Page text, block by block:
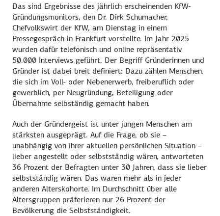
Das sind Ergebnisse des jährlich erscheinenden KfW-
Gründungsmonitors, den Dr. Dirk Schumacher,
Chefvolkswirt der KfW, am Dienstag in einem
Pressegespräch in Frankfurt vorstellte. Im Jahr 2025
wurden dafür telefonisch und online repräsentativ
50.000 Interviews geführt. Der Begriff Gründerinnen und
Gründer ist dabei breit definiert: Dazu zählen Menschen,
die sich im Voll- oder Nebenerwerb, freiberuflich oder
gewerblich, per Neugründung, Beteiligung oder
Übernahme selbständig gemacht haben.
Auch der Gründergeist ist unter jungen Menschen am
stärksten ausgeprägt. Auf die Frage, ob sie –
unabhängig von ihrer aktuellen persönlichen Situation –
lieber angestellt oder selbstständig wären, antworteten
36 Prozent der Befragten unter 30 Jahren, dass sie lieber
selbstständig wären. Das waren mehr als in jeder
anderen Alterskohorte. Im Durchschnitt über alle
Altersgruppen präferieren nur 26 Prozent der
Bevölkerung die Selbstständigkeit.